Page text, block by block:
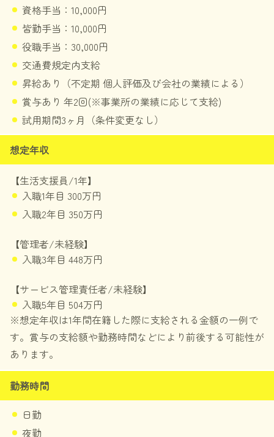
資格手当：10,000円
皆勤手当：10,000円
役職手当：30,000円
交通費規定内支給
昇給あり（不定期 個人評価及び会社の業績による）
賞与あり 年2回(※事業所の業績に応じて支給)
試用期間3ヶ月（条件変更なし）
想定年収
【生活支援員/1年】
入職1年目 300万円
入職2年目 350万円
【管理者/未経験】
入職3年目 448万円
【サービス管理責任者/未経験】
入職5年目 504万円
※想定年収は1年間在籍した際に支給される金額の一例で
す。賞与の支給額や勤務時間などにより前後する可能性が
あります。
勤務時間
日勤
夜勤